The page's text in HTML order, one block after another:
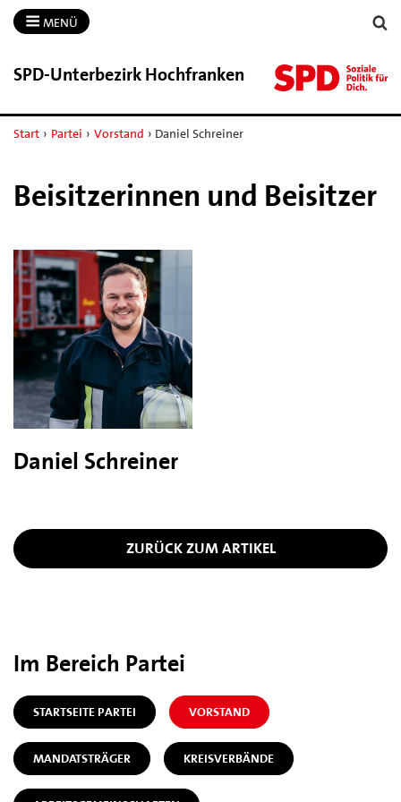
MENÜ
SPD-​Unterbezirk Hochfranken
Start › Partei › Vorstand › Daniel Schreiner
Beisitzerinnen und Beisitzer
Daniel Schreiner
ZURÜCK ZUM ARTIKEL
Im Bereich Partei
STARTSEITE PARTEI VORSTAND
MANDATSTRÄGER KREISVERBÄNDE